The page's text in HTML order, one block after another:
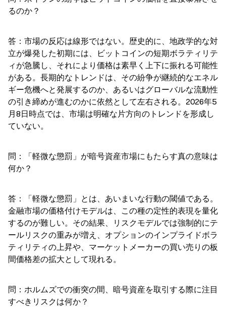
るのか？
答：市場の反応は線形ではない。歴史的に、地政学的な対
立が爆発した初期には、ビットコインの短期ボラティリテ
ィが急騰し、それにより価格は素早く上下に振れる可能性
がある。長期的なトレンドは、その紛争が継続的なエネル
ギー危機へと発展するのか、あるいはグローバルな流動性
の引き締めが進むのかに依然として左右される。2026年5
月8日時点では、市場は明確な片方向のトレンドを形成し
ていない。
問：「軽微な懲罰」が暗号資産市場にもたらす真の意味は
何か？
答：「軽微な懲罰」とは、あいまいな行動の閾値である。
金融市場の価格付けモデルは、この種の定性的表現を量化
するのが難しい。その結果、リスクモデルでは強制的にテ
ールリスクの重みが増え、オプションのインプライドボラ
ティリティの上昇や、マーケットメーカーの買い売りの板
間価格差の拡大として現れる。
問：ホルムズでの衝突の間、暗号資産を取引する際に注目
すべきリスクは何か？